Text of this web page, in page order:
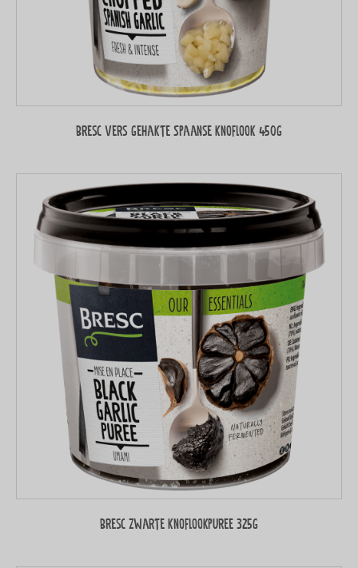
Bresc Vers gehakte Spaanse knoflook 450g
Bresc Zwarte knoflookpuree 325g